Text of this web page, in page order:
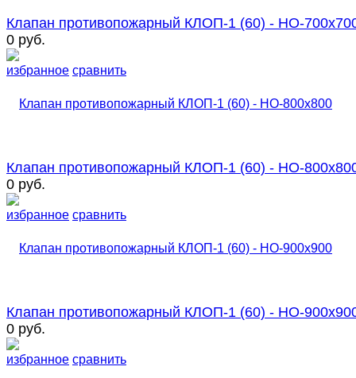
избранное сравнить
Клапан противопожарный КЛОП-1 (60) - НО-
0 руб.
избранное сравнить
Клапан противопожарный КЛОП-1 (60) - НО-
0 руб.
избранное сравнить
Клапан противопожарный КЛОП-1 (60) - НО-
0 руб.